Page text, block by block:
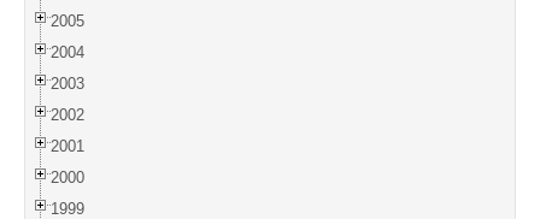
2005
2004
2003
2002
2001
2000
1999